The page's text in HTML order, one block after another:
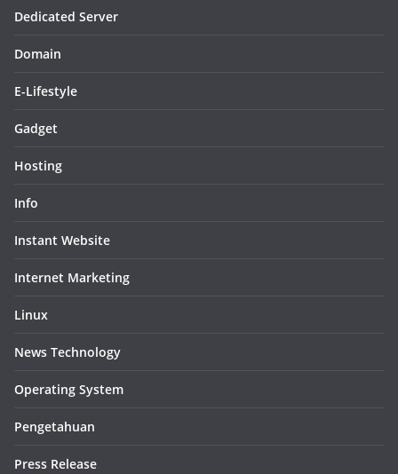
Dedicated Server
Domain
E-Lifestyle
Gadget
Hosting
Info
Instant Website
Internet Marketing
Linux
News Technology
Operating System
Pengetahuan
Press Release